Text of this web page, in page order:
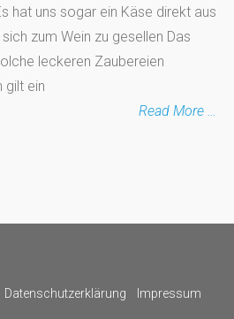
hat uns sogar ein Käse direkt aus
zum Wein zu gesellen Das
leckeren Zaubereien
gilt ein
Read More …
Datenschutzerklärung Impressum